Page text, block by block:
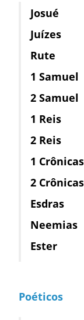
Josué
Juízes
Rute
1 Samuel
2 Samuel
1 Reis
2 Reis
1 Crônicas
2 Crônicas
Esdras
Neemias
Ester
Poéticos